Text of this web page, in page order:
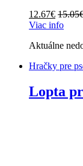
12.67€ 15.05
Viac info
Aktuálne
Hračky pre
Lopta